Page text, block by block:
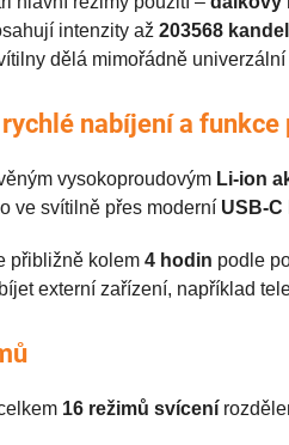
intenzity až 203568
dělá mimořádně univerzální
nabíjení a funkce
vysokoproudovým Li-ion
ve svítilně přes moderní USB-
přibližně kolem 4 hodin podle
externí zařízení, například
16 režimů svícení